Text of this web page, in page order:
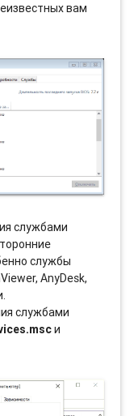
вам
службами
службы
AnyDesk,
службами
и